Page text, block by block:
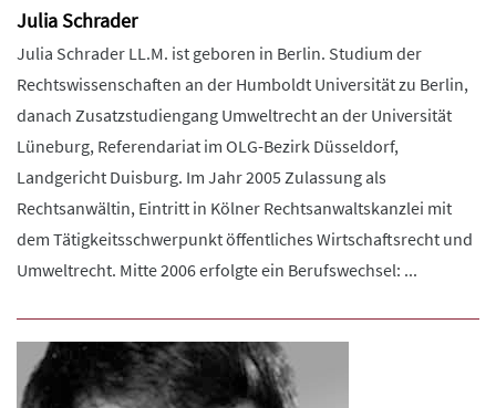
Julia Schrader
Julia Schrader LL.M. ist geboren in Berlin. Studium der
Rechtswissenschaften an der Humboldt Universität zu Berlin,
danach Zusatzstudiengang Umweltrecht an der Universität
Lüneburg, Referendariat im OLG-Bezirk Düsseldorf,
Landgericht Duisburg. Im Jahr 2005 Zulassung als
Rechtsanwältin, Eintritt in Kölner Rechtsanwaltskanzlei mit
dem Tätigkeitsschwerpunkt öffentliches Wirtschaftsrecht und
Umweltrecht. Mitte 2006 erfolgte ein Berufswechsel: ...